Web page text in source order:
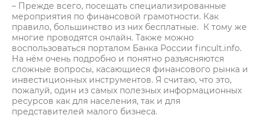
– Прежде всего, посещать специализированные
мероприятия по финансовой грамотности. Как
правило, большинство из них бесплатные. К тому же
многие проводятся онлайн. Также можно
воспользоваться порталом Банка России fincult.info.
На нём очень подробно и понятно разъясняются
сложные вопросы, касающиеся финансового рынка и
инвестиционных инструментов. Я считаю, что это,
пожалуй, один из самых полезных информационных
ресурсов как для населения, так и для
представителей малого бизнеса.